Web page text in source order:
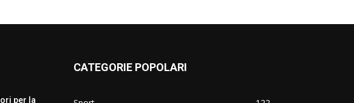
per la
CATEGORIE POPOLARI